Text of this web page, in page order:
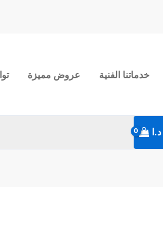
خدماتنا الفنية عروض مميزة
د.ا